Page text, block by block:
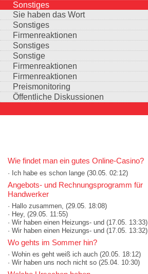
Sonstiges
Sie haben das Wort
Sonstiges
Firmenreaktionen
Sonstiges
Sonstige
Firmenreaktionen
Firmenreaktionen
Preismonitoring
Öffentliche Diskussionen
Wie findet man ein gutes Online-Casino?
· Ich habe es schon lange (30.05. 02:12)
Angebots- und Rechnungsprogramm für
Handwerker
· Hallo zusammen, (29.05. 18:08)
· Hey, (29.05. 11:55)
· Wir haben einen Heizungs- und (17.05. 13:33)
· Wir haben einen Heizungs- und (17.05. 13:32)
Wo gehts im Sommer hin?
· Wohin es geht weiß ich auch (20.05. 18:12)
· Wir haben uns noch nicht so (25.04. 10:30)
Auswahlmöglichkeiten